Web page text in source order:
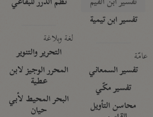
تفسير ابن تيمية
عامّة
تفسير السمعاني
تفسير مكّي
محاسن التأويل
لغة وبلاغة
التحرير والتنوير
المحرر الوجيز لابن
عطية
البحر المحيط لأبي
حيان